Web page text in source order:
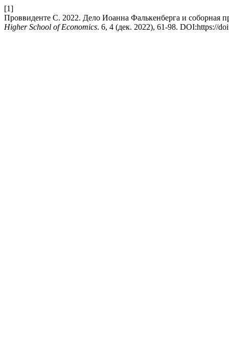
[1]
Проввиденте С. 2022. Дело Иоанна Фалькенберга и соборная
Higher School of Economics. 6, 4 (дек. 2022), 61-98. DOI:https://